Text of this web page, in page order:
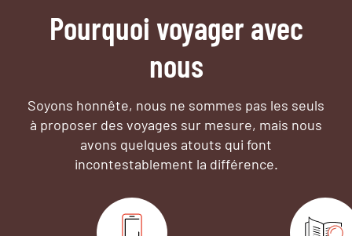
Pourquoi voyager avec
nous
Soyons honnête, nous ne sommes pas les seuls
à proposer des voyages sur mesure, mais nous
avons quelques atouts qui font
incontestablement la différence.